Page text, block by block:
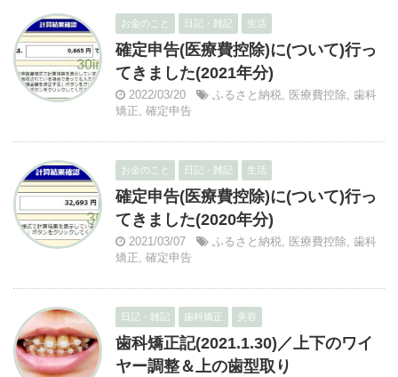
お金のこと 日記・雑記 生活
確定申告(医療費控除)に(ついて)行っ
てきました(2021年分)
2022/03/20 ふるさと納税, 医療費控除, 歯科
矯正, 確定申告
お金のこと 日記・雑記 生活
確定申告(医療費控除)に(ついて)行っ
てきました(2020年分)
2021/03/07 ふるさと納税, 医療費控除, 歯科
矯正, 確定申告
日記・雑記 歯科矯正 美容
歯科矯正記(2021.1.30)／上下のワイ
ヤー調整＆上の歯型取り